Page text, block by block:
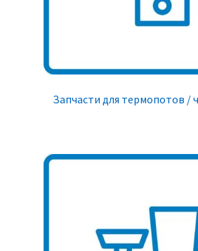
Запчасти для термопотов /